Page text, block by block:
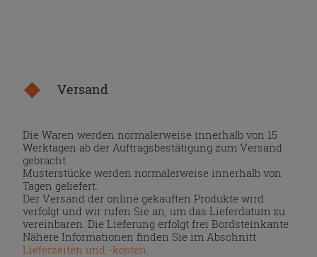
Versand
Die Waren werden normalerweise innerhalb von 15
Werktagen ab der Auftragsbestätigung zum Versand
gebracht.
Musterstücke werden normalerweise innerhalb von
Tagen geliefert.
Der Versand der online gekauften Produkte wird
verfolgt und wir rufen Sie an, um das Lieferdatum zu
vereinbaren. Die Lieferung erfolgt frei Bordsteinkante.
Nähere Informationen finden Sie im Abschnitt
Lieferzeiten und -kosten